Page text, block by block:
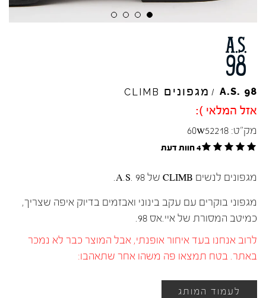
A.S. 98
/ מגפונים CLIMB
אזל המלאי ):
מק"ט: 60w52218
4 חוות דעת
מגפונים לנשים CLIMB של A.S. 98.
מגפוני בוקרים עם עקב בינוני ואבזמים בדיוק איפה שצריך,
כמיטב המסורת של איי.אס 98.
לרוב אנחנו בעד איחור אופנתי, אבל המוצר כבר לא נמכר
באתר. בטח תמצאו פה משהו אחר שתאהבו:
לעמוד המותג